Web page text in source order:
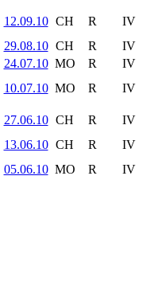
12.09.10 CH R IV
29.08.10 CH R IV
24.07.10 MO R IV
10.07.10 MO R IV
27.06.10 CH R IV
13.06.10 CH R IV
05.06.10 MO R IV